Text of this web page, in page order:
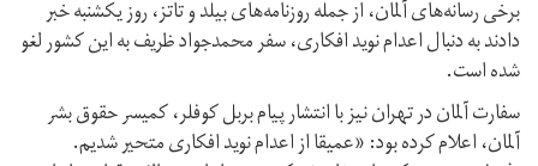
برخی رسانه‌های آلمان، از جمله روزنامه‌های بیلد و تاتز، روز یکشنبه خبر
دادند به دنبال اعدام نوید افکاری، سفر محمدجواد ظریف به این کشور لغو
شده است.
سفارت آلمان در تهران نیز با انتشار پیام بربل کوفلر، کمیسر حقوق بشر
آلمان، اعلام کرده بود: «عمیقا از اعدام نوید افکاری متحير شديم.